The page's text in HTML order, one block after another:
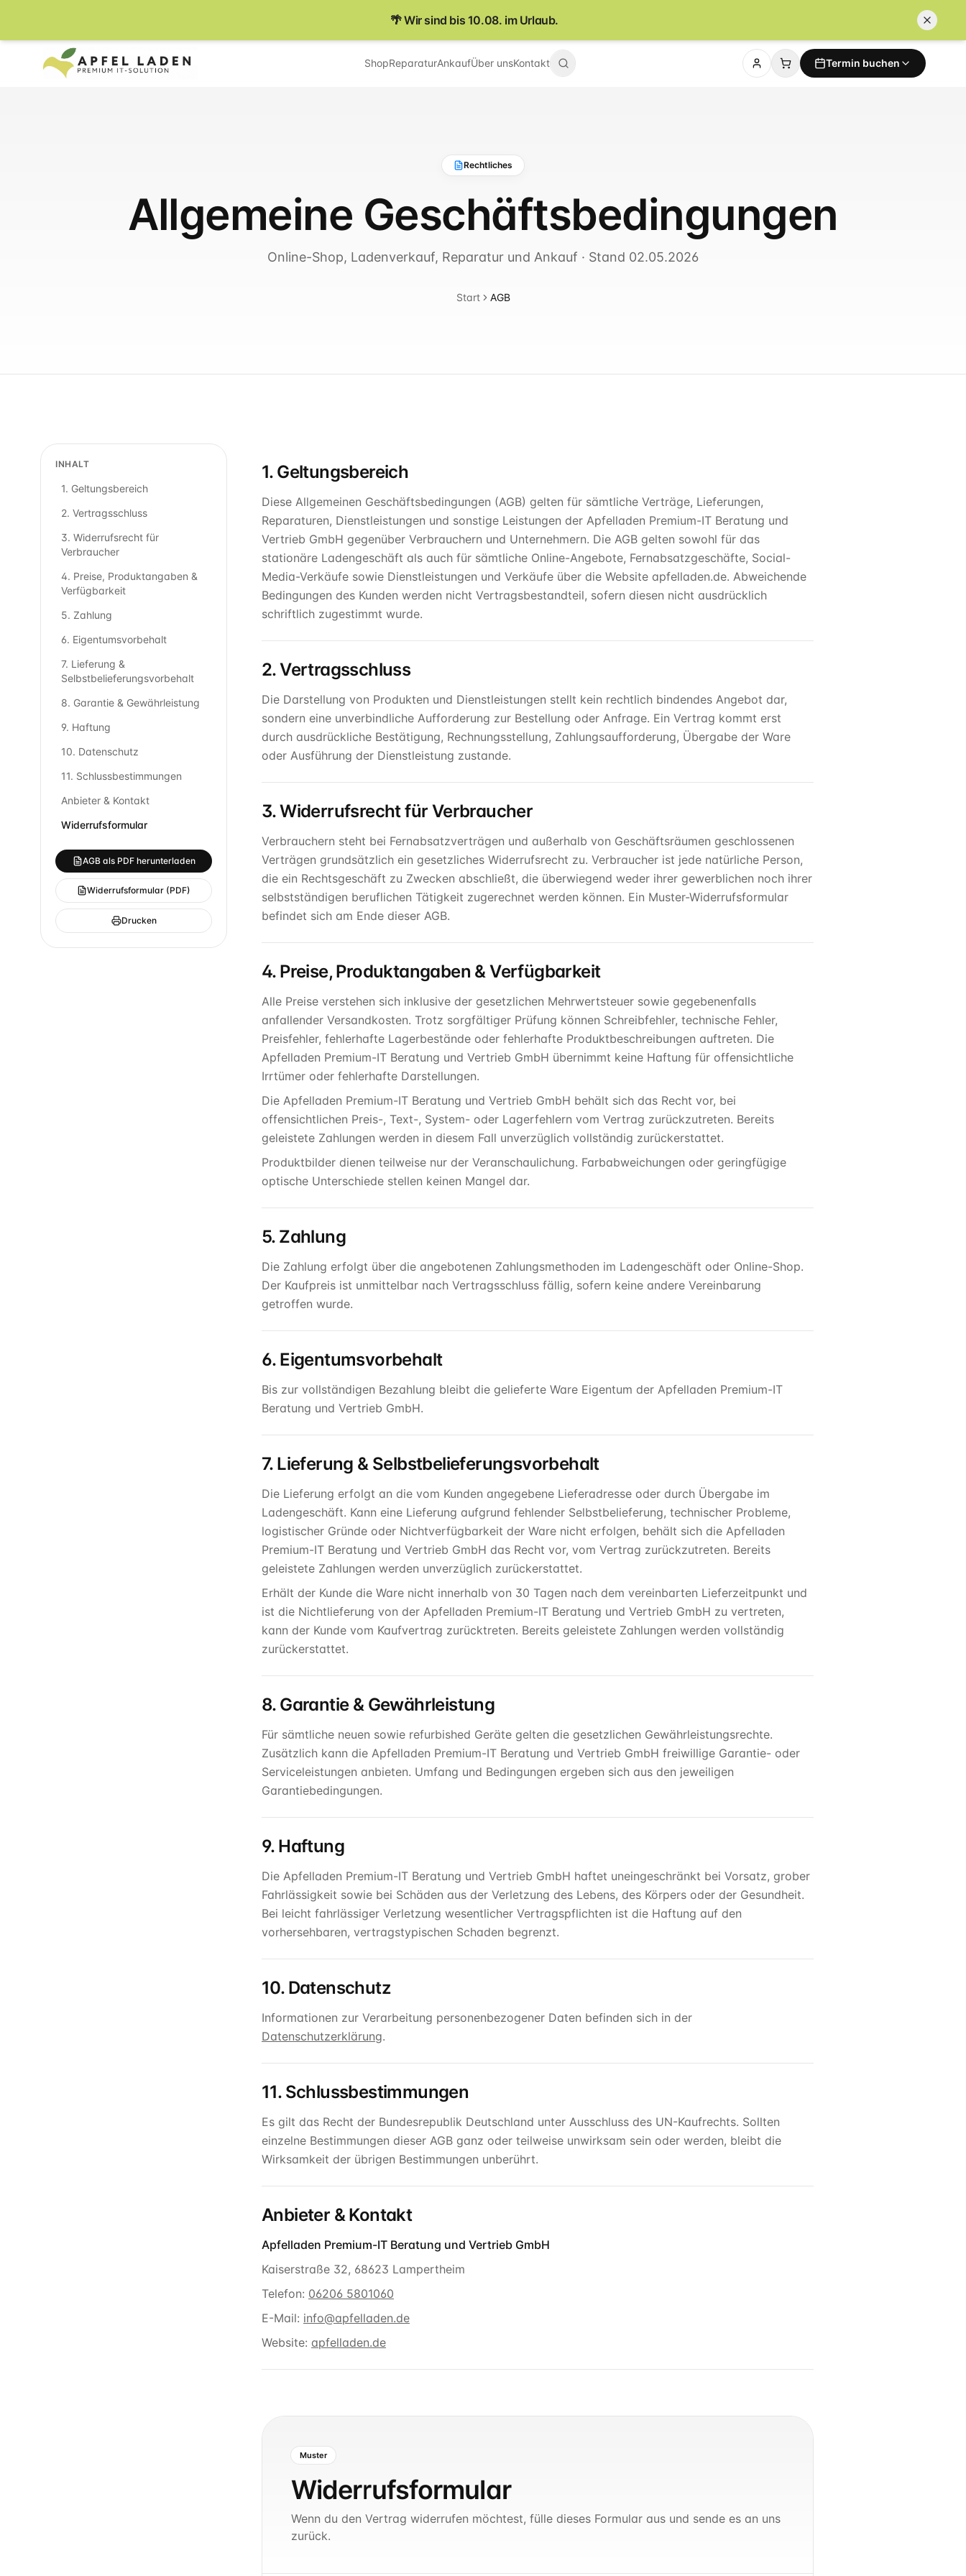
🌴 Wir sind bis 10.08. im Urlaub.
ShopReparaturAnkaufÜber unsKontakt Termin buchen
Rechtliches
Allgemeine Geschäfts­bedingungen
Online-Shop, Ladenverkauf, Reparatur und Ankauf · Stand 02.05.2026
Start AGB
INHALT
1. Geltungsbereich
2. Vertragsschluss
3. Widerrufsrecht für
Verbraucher
4. Preise, Produktangaben &
Verfügbarkeit
5. Zahlung
6. Eigentumsvorbehalt
7. Lieferung &
Selbstbelieferungsvorbehalt
8. Garantie & Gewährleistung
9. Haftung
10. Datenschutz
11. Schlussbestimmungen
Anbieter & Kontakt
Widerrufsformular
AGB als PDF herunterladen
Widerrufsformular (PDF)
Drucken
1. Geltungsbereich
Diese Allgemeinen Geschäftsbedingungen (AGB) gelten für sämtliche Verträge, Lieferungen,
Reparaturen, Dienstleistungen und sonstige Leistungen der Apfelladen Premium-IT Beratung und
Vertrieb GmbH gegenüber Verbrauchern und Unternehmern. Die AGB gelten sowohl für das
stationäre Ladengeschäft als auch für sämtliche Online-Angebote, Fernabsatzgeschäfte, Social-
Media-Verkäufe sowie Dienstleistungen und Verkäufe über die Website apfelladen.de. Abweichende
Bedingungen des Kunden werden nicht Vertragsbestandteil, sofern diesen nicht ausdrücklich
schriftlich zugestimmt wurde.
2. Vertragsschluss
Die Darstellung von Produkten und Dienstleistungen stellt kein rechtlich bindendes Angebot dar,
sondern eine unverbindliche Aufforderung zur Bestellung oder Anfrage. Ein Vertrag kommt erst
durch ausdrückliche Bestätigung, Rechnungsstellung, Zahlungsaufforderung, Übergabe der Ware
oder Ausführung der Dienstleistung zustande.
3. Widerrufsrecht für Verbraucher
Verbrauchern steht bei Fernabsatzverträgen und außerhalb von Geschäftsräumen geschlossenen
Verträgen grundsätzlich ein gesetzliches Widerrufsrecht zu. Verbraucher ist jede natürliche Person,
die ein Rechtsgeschäft zu Zwecken abschließt, die überwiegend weder ihrer gewerblichen noch ihrer
selbstständigen beruflichen Tätigkeit zugerechnet werden können. Ein Muster-Widerrufsformular
befindet sich am Ende dieser AGB.
4. Preise, Produktangaben & Verfügbarkeit
Alle Preise verstehen sich inklusive der gesetzlichen Mehrwertsteuer sowie gegebenenfalls
anfallender Versandkosten. Trotz sorgfältiger Prüfung können Schreibfehler, technische Fehler,
Preisfehler, fehlerhafte Lagerbestände oder fehlerhafte Produktbeschreibungen auftreten. Die
Apfelladen Premium-IT Beratung und Vertrieb GmbH übernimmt keine Haftung für offensichtliche
Irrtümer oder fehlerhafte Darstellungen.
Die Apfelladen Premium-IT Beratung und Vertrieb GmbH behält sich das Recht vor, bei
offensichtlichen Preis-, Text-, System- oder Lagerfehlern vom Vertrag zurückzutreten. Bereits
geleistete Zahlungen werden in diesem Fall unverzüglich vollständig zurückerstattet.
Produktbilder dienen teilweise nur der Veranschaulichung. Farbabweichungen oder geringfügige
optische Unterschiede stellen keinen Mangel dar.
5. Zahlung
Die Zahlung erfolgt über die angebotenen Zahlungsmethoden im Ladengeschäft oder Online-Shop.
Der Kaufpreis ist unmittelbar nach Vertragsschluss fällig, sofern keine andere Vereinbarung
getroffen wurde.
6. Eigentumsvorbehalt
Bis zur vollständigen Bezahlung bleibt die gelieferte Ware Eigentum der Apfelladen Premium-IT
Beratung und Vertrieb GmbH.
7. Lieferung & Selbstbelieferungsvorbehalt
Die Lieferung erfolgt an die vom Kunden angegebene Lieferadresse oder durch Übergabe im
Ladengeschäft. Kann eine Lieferung aufgrund fehlender Selbstbelieferung, technischer Probleme,
logistischer Gründe oder Nichtverfügbarkeit der Ware nicht erfolgen, behält sich die Apfelladen
Premium-IT Beratung und Vertrieb GmbH das Recht vor, vom Vertrag zurückzutreten. Bereits
geleistete Zahlungen werden unverzüglich zurückerstattet.
Erhält der Kunde die Ware nicht innerhalb von 30 Tagen nach dem vereinbarten Lieferzeitpunkt und
ist die Nichtlieferung von der Apfelladen Premium-IT Beratung und Vertrieb GmbH zu vertreten,
kann der Kunde vom Kaufvertrag zurücktreten. Bereits geleistete Zahlungen werden vollständig
zurückerstattet.
8. Garantie & Gewährleistung
Für sämtliche neuen sowie refurbished Geräte gelten die gesetzlichen Gewährleistungsrechte.
Zusätzlich kann die Apfelladen Premium-IT Beratung und Vertrieb GmbH freiwillige Garantie- oder
Serviceleistungen anbieten. Umfang und Bedingungen ergeben sich aus den jeweiligen
Garantiebedingungen.
9. Haftung
Die Apfelladen Premium-IT Beratung und Vertrieb GmbH haftet uneingeschränkt bei Vorsatz, grober
Fahrlässigkeit sowie bei Schäden aus der Verletzung des Lebens, des Körpers oder der Gesundheit.
Bei leicht fahrlässiger Verletzung wesentlicher Vertragspflichten ist die Haftung auf den
vorhersehbaren, vertragstypischen Schaden begrenzt.
10. Datenschutz
Informationen zur Verarbeitung personenbezogener Daten befinden sich in der
Datenschutzerklärung.
11. Schlussbestimmungen
Es gilt das Recht der Bundesrepublik Deutschland unter Ausschluss des UN-Kaufrechts. Sollten
einzelne Bestimmungen dieser AGB ganz oder teilweise unwirksam sein oder werden, bleibt die
Wirksamkeit der übrigen Bestimmungen unberührt.
Anbieter & Kontakt
Apfelladen Premium-IT Beratung und Vertrieb GmbH
Kaiserstraße 32, 68623 Lampertheim
Telefon: 06206 5801060
E-Mail: info@apfelladen.de
Website: apfelladen.de
Muster
Widerrufsformular
Wenn du den Vertrag widerrufen möchtest, fülle dieses Formular aus und sende es an uns
zurück.